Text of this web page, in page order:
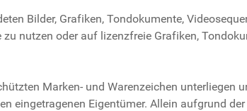
Bilder, Grafiken, Tondokumente,
nutzen oder auf lizenzfreie Grafiken,
Marken- und Warenzeichen unterliegen
eingetragenen Eigentümer. Allein aufgrund